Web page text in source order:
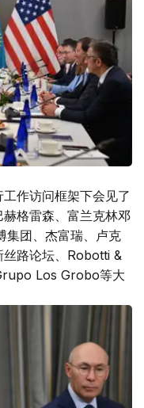
作访问框架下会见了
格雷森、富兰克林邓
团、杰富瑞、卢克
路论坛、Robotti &
Los Grobo等大